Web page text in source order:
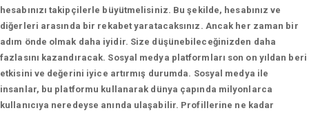
hesabınızı takipçilerle büyütmelisiniz. Bu şekilde, hesabınız ve
diğerleri arasında bir rekabet yaratacaksınız. Ancak her zaman bir
adım önde olmak daha iyidir. Size düşünebileceğinizden daha
fazlasını kazandıracak. Sosyal medya platformları son on yıldan beri
etkisini ve değerini iyice artırmış durumda. Sosyal medya ile
insanlar, bu platformu kullanarak dünya çapında milyonlarca
kullanıcıya neredeyse anında ulaşabilir. Profillerine ne kadar